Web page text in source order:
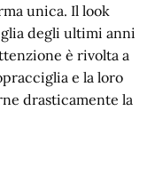
unica. Il look
degli ultimi anni
è rivolta a
e la loro
drasticamente la